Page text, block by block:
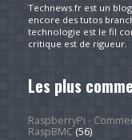
Technews.fr est un
encore des tutos
technologie est le fil
critique est de rigueur.
Les plus
RaspberryPi -
RaspBMC(56)